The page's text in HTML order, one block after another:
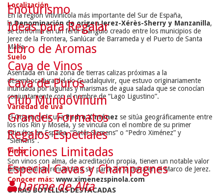
Localización
En la región vitivinícola más importante del Sur de España,
laDenominación de origen Jerez-Xérès-Sherry y Manzanilla,
se conforma en un fértil triángulo creado entre los municipios de
Jerez de la Frontera, Sanlúcar de Barrameda y el Puerto de Santa
María.
Suelo
Asentada en una zona de tierras calizas próximas a la
desembocadura del río Guadalquivir, que estuvo originariamente
inundada por lagunas y marismas de agua salada que se conocían
conjuntamente con el nombre de “Lago Ligustino”.
Variedad de uva
El Origen de la uvaPedro Ximénez se sitúa geográficamente entre
los ríos Rin y Mosela, y se vincula con el nombre de su primer
viticultor en España, “Peter Siemens” o “Pedro Ximénez” y
“Siemens".
Vinos
Son vinos con alma, de acreditación propia, tienen un notable valor
diferencial sin renunciar a ser parte de la tierra en el Marco de Jerez.
Conocer más: www.ximenezspinola.com
OTRAS BOTELLAS DESTACADAS
Enoturismo
Ideas para Regalar
Libro de Aromas
Cava de Vinos
Cava de Puros
Club MundoVinum
Grandes Formatos
Regalos Especiales
Ediciones Limitadas
Especial Cavas y Champagnes
Darme de Alta